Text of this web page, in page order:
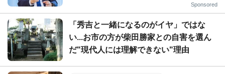
Sponsored
「秀吉と一緒になるのがイヤ」ではな
い...お市の方が柴田勝家との自害を選ん
だ"現代人には理解できない"理由